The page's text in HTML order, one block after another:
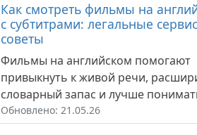
Как смотреть фильмы на
с субтитрами: легальные
советы
Фильмы на английском помогают
привыкнуть к живой речи,
словарный запас и лучше
Обновлено: 21.05.26